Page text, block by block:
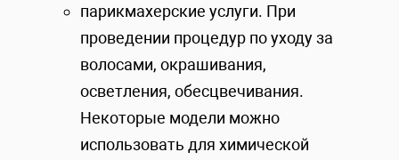
парикмахерские услуги. При
проведении процедур по уходу за
волосами, окрашивания,
осветления, обесцвечивания.
Некоторые модели можно
использовать для химической